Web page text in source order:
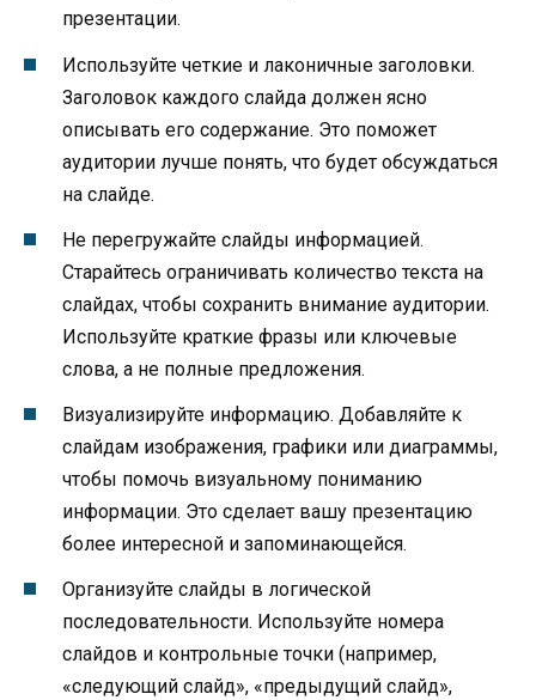
презентации.
Используйте четкие и лаконичные заголовки.
Заголовок каждого слайда должен ясно
описывать его содержание. Это поможет
аудитории лучше понять, что будет обсуждаться
на слайде.
Не перегружайте слайды информацией.
Старайтесь ограничивать количество текста на
слайдах, чтобы сохранить внимание аудитории.
Используйте краткие фразы или ключевые
слова, а не полные предложения.
Визуализируйте информацию. Добавляйте к
слайдам изображения, графики или диаграммы,
чтобы помочь визуальному пониманию
информации. Это сделает вашу презентацию
более интересной и запоминающейся.
Организуйте слайды в логической
последовательности. Используйте номера
слайдов и контрольные точки (например,
«следующий слайд», «предыдущий слайд»,